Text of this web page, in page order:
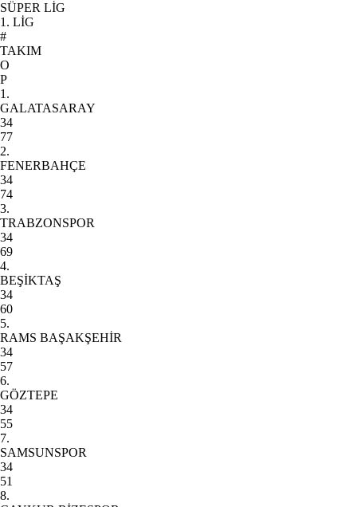
SÜPER LİG
1. LİG
#
TAKIM
O
P
1.
GALATASARAY
34
77
2.
FENERBAHÇE
34
74
3.
TRABZONSPOR
34
69
4.
BEŞİKTAŞ
34
60
5.
RAMS BAŞAKŞEHİR
34
57
6.
GÖZTEPE
34
55
7.
SAMSUNSPOR
34
51
8.